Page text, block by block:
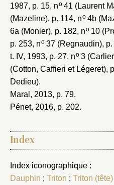
1987, p. 15, no41 (Laurent
(Mazeline), p. 114, no4b
6a (Monier), p. 182, no10
p. 253, no37 (Regnaudin), p.
t. IV, 1993, p. 27, no3 (Carlier
(Cotton, Caffieri et Légeret),
Dedieu).
Maral, 2013, p. 79.
Pénet, 2016, p. 202.
Index
Index iconographique :
Dauphin ; Triton ; Triton (tête)